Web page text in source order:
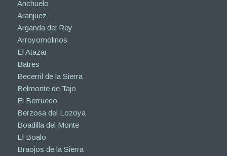
Anchuelo
Aranjuez
Arganda del Rey
Arroyomolinos
El Atazar
Batres
Becerril de la Sierra
Belmonte de Tajo
El Berrueco
Berzosa del Lozoya
Boadilla del Monte
El Boalo
Braojos de la Sierra